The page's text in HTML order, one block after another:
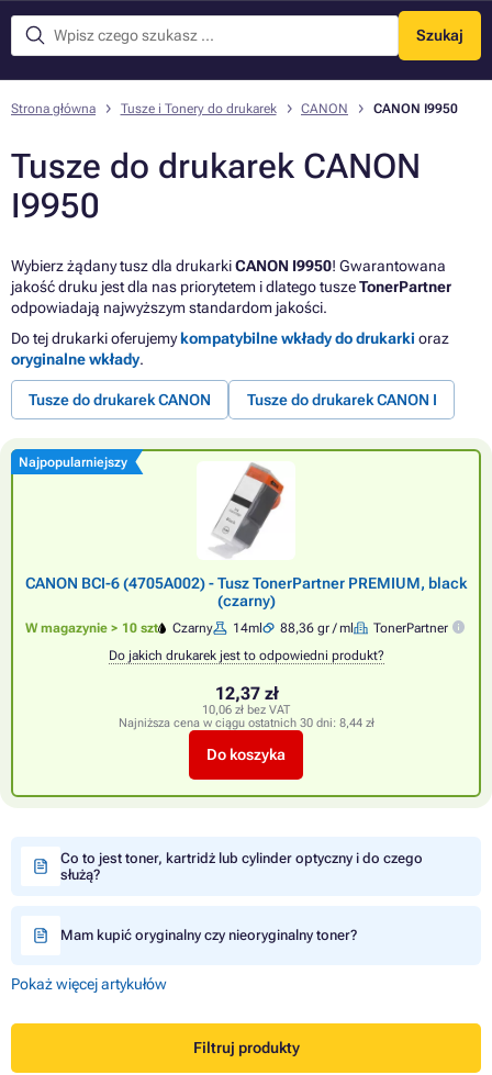
Szukaj
Menu
Strona główna Tusze i Tonery do drukarek CANON CANON I9950
Tusze do drukarek CANON
I9950
Wybierz żądany tusz dla drukarkiCANON I9950! Gwarantowana
jakość druku jest dla nas priorytetem i dlatego tuszeTonerPartner
odpowiadają najwyższym standardom jakości.
Do tej drukarki oferujemykompatybilne wkłady do drukarki oraz
oryginalne wkłady.
Tusze do drukarek CANON Tusze do drukarek CANON I
Najpopularniejszy
CANON BCI-6 (4705A002) - Tusz TonerPartner PREMIUM, black
(czarny)
W magazynie > 10 szt Czarny 14ml 88,36 gr / ml
TonerPartner
Do jakich drukarek jest to odpowiedni produkt?
12,37 zł
10,06 zł bez VAT
Najniższa cena w ciągu ostatnich 30 dni: 8,44 zł
Do koszyka
Co to jest toner, kartridż lub cylinder optyczny i do czego
służą?
Mam kupić oryginalny czy nieoryginalny toner?
Pokaż więcej artykułów
Filtruj produkty